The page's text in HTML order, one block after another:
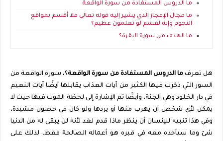
ما الدروس المستفادة من سورة الواقعة
ما مجال الإعجاز الذي يشير إليه قوله تعالى فلا أقسم بمواقع
النجوم وإنه لقسم لو تعلمون عظيم؟
ما الهدف من سورة البقرة؟
هل تعرفما الدروس المستفادة من سورة الواقعة؟، سورة الواقعة من
السور التي ذكرت فيها الكثير من آيات العذاب يقابلها أيضًا آيات النعيم
في دار الخلود وهي الجنة، وأيضًا تم الإشارة إلى لحظة الموت فيها حيث لا
يمكن لأي شخص أن يهرب منها أو يردها ولو كان في حصون مشيدة،
وفي هذا تنبيه للإنسان أن ينظر ماذا قدم لغد لأنه لن يبقى له من الدنيا
شئ وما سيأخذه معه في قبره هو أعماله الصالحة فقط، لذلك على